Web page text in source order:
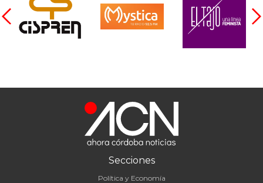
Secciones
Política y Economía